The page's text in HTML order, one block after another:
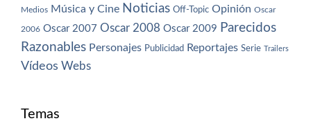
Medios Música y Cine Noticias Off-Topic Opinión Oscar
2006 Oscar 2007 Oscar 2008 Oscar 2009 Parecidos
Razonables Personajes Publicidad Reportajes Serie Trailers
Vídeos Webs
Temas